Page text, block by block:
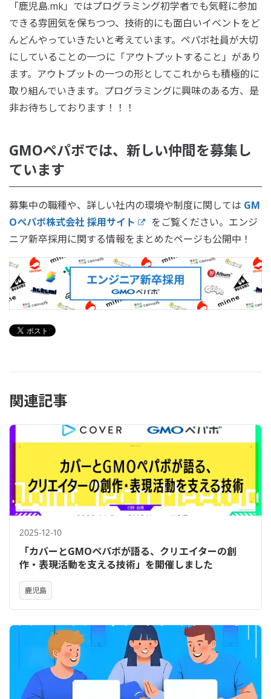
「鹿児島.mk」ではプログラミング初学者でも気軽に参加
できる雰囲気を保ちつつ、技術的にも面白いイベントをど
んどんやっていきたいと考えています。ペパボ社員が大切
にしていることの一つに「アウトプットすること」があり
ます。アウトプットの一つの形としてこれからも積極的に
取り組んでいきます。プログラミングに興味のある方、是
非お待ちしております！！！
GMOペパボでは、新しい仲間を募集し
ています
募集中の職種や、詳しい社内の環境や制度に関しては GM
Oペパボ株式会社 採用サイト
をご覧ください。エンジ
ニア新卒採用に関する情報をまとめたページも公開中！
関連記事
2025-12-10
「カバーとGMOペパボが語る、クリエイターの創
作・表現活動を支える技術」を開催しました
鹿児島